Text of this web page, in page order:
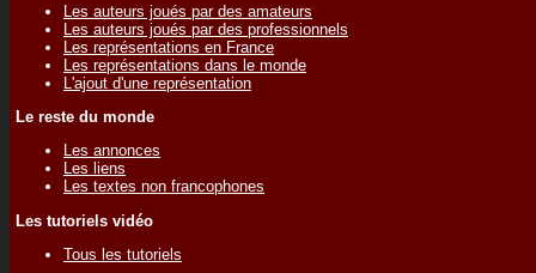
Les auteurs joués par des amateurs
Les auteurs joués par des professionnels
Les représentations en France
Les représentations dans le monde
L'ajout d'une représentation
Le reste du monde
Les annonces
Les liens
Les textes non francophones
Les tutoriels vidéo
Tous les tutoriels